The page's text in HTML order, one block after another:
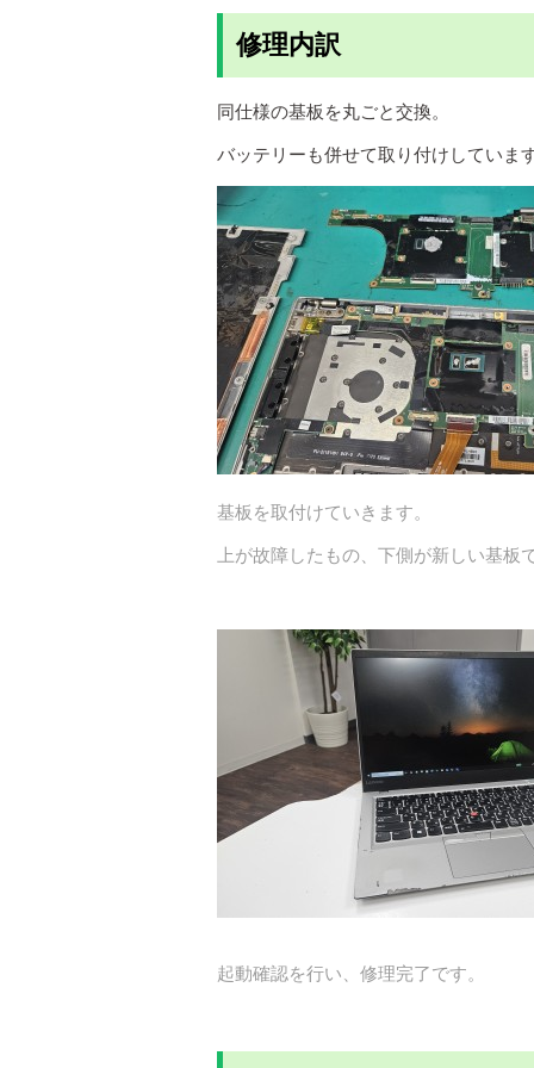
修理内訳
同仕様の基板を丸ごと交換。
バッテリーも併せて取り付けしていま
基板を取付けていきます。
上が故障したもの、下側が新しい基板
起動確認を行い、修理完了です。